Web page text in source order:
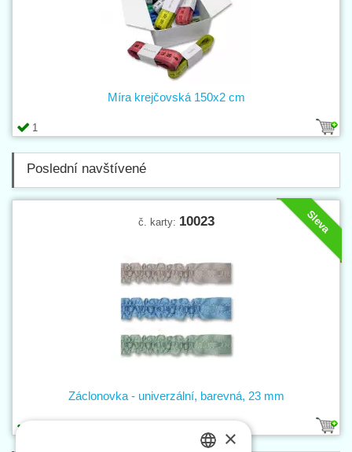
1
Míra krejčovská 150x2 cm
Poslední navštívené
Sleva
č. karty: 10023
Záclonovka - univerzální, barevná, 23 mm
×